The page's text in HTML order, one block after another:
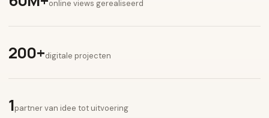
online views gerealiseerd
200+digitale projecten
1partner van idee tot uitvoering